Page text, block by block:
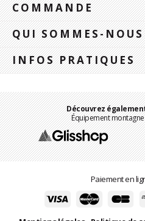
COMMANDE
QUI SOMMES-
INFOS PRATIQUES
Découvrez
Équipement
Paiement en